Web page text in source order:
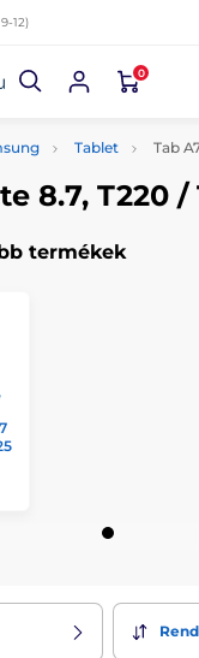
12)
0
Tablet Tab
8.7, T220 /
termékek